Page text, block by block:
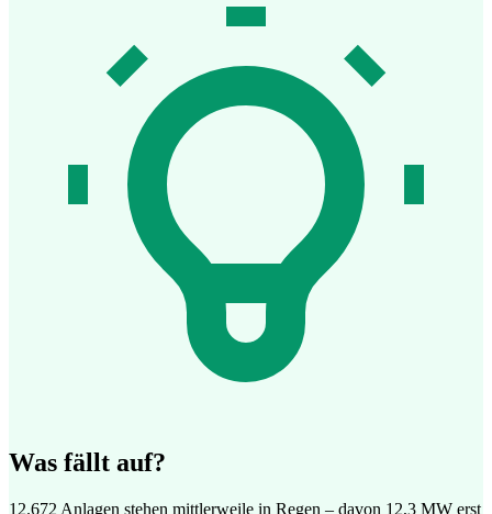
Was fällt auf?
12.672 Anlagen stehen mittlerweile in Regen – davon 12,3 MW erst